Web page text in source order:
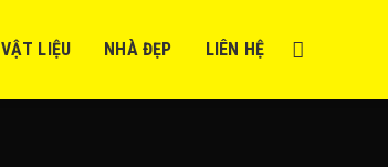
VẬT LIỆU NHÀ ĐẸP LIÊN HỆ